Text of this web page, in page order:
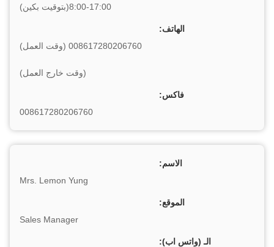
8:00-17:00(بتوقيت بكين)
الهاتف:
008617280206760 (وقت العمل)
(وقت خارج العمل)
فاكس:
008617280206760
الاسم:
Mrs. Lemon Yung
الموقع:
Sales Manager
الـ (واتس اب):